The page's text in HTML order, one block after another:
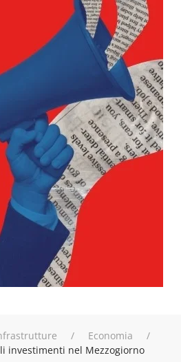
Economia
investimenti nel Mezzogiorno